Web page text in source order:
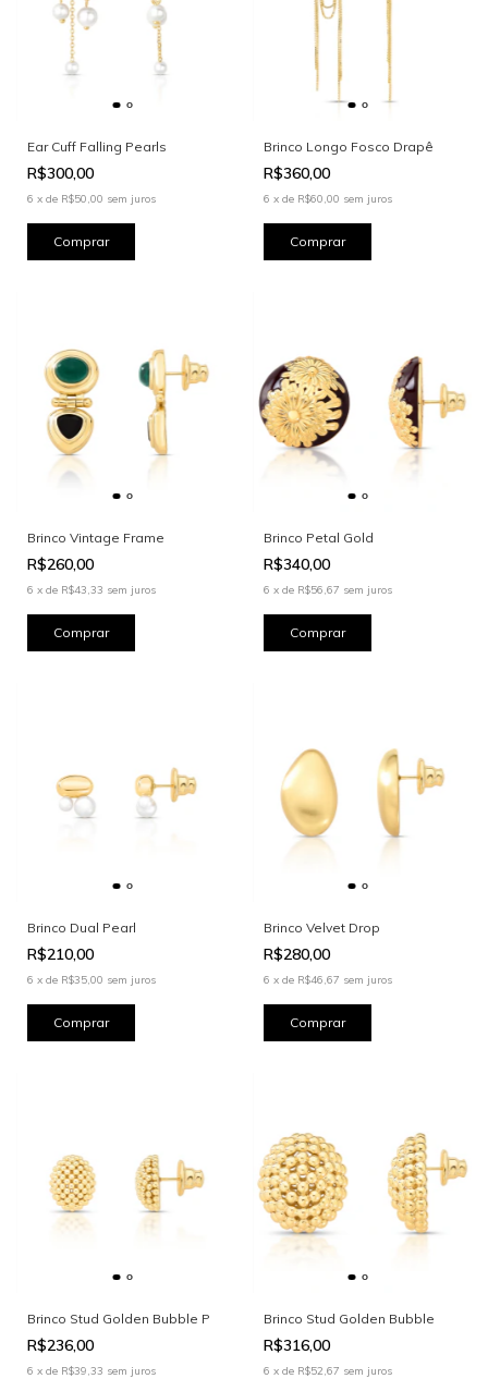
Ear Cuff Falling Pearls
R$300,00
6 x de R$50,00 sem juros
Brinco Longo Fosco Drapê
R$360,00
6 x de R$60,00 sem juros
Brinco Vintage Frame
R$260,00
6 x de R$43,33 sem juros
Brinco Petal Gold
R$340,00
6 x de R$56,67 sem juros
Brinco Dual Pearl
R$210,00
6 x de R$35,00 sem juros
Brinco Velvet Drop
R$280,00
6 x de R$46,67 sem juros
Brinco Stud Golden Bubble P
R$236,00
6 x de R$39,33 sem juros
Brinco Stud Golden Bubble
R$316,00
6 x de R$52,67 sem juros